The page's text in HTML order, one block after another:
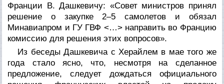
Франции В. Дашкевичу: «Совет министров принял
решение о закупке 2–5 самолетов и обязал
Минавиапром и ГУ ГВФ <…> направить во Францию
комиссию для решения этих вопросов».
Из беседы Дашкевича с Херайлем в мае того же
года стало ясно, что, несмотря на сделанное
предложение, следует дождаться официального